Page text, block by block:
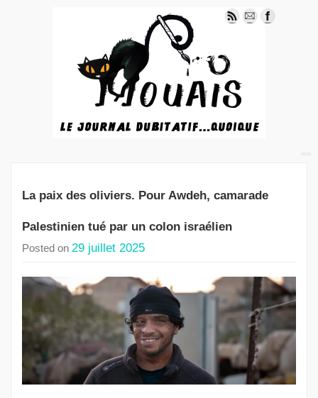
La paix des oliviers. Pour Awdeh, camarade
Palestinien tué par un colon israélien
Posted on 29 juillet 2025